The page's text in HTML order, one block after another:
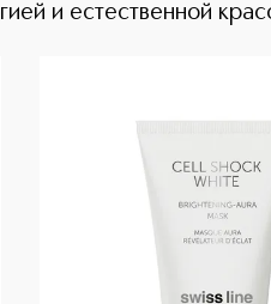
и естественной